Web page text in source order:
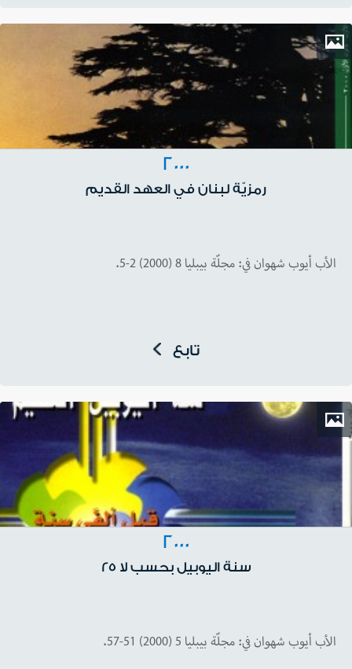
2000
رمزيّة لبنان في العهد القديم
الأب أيوب شهوان في: مجلّة بيبليا 8 (2000) 2-5.
تابع
2000
سنة اليوبيل بحسب لا 25
الأب أيوب شهوان في: مجلّة بيبليا 5 (2000) 51-57.